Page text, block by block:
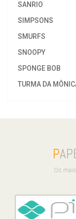
SANRIO
SIMPSONS
SMURFS
SNOOPY
SPONGE BOB
TURMA DA
P
Os